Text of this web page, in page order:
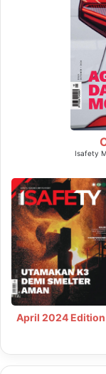
Isafety
April 2024 Edition